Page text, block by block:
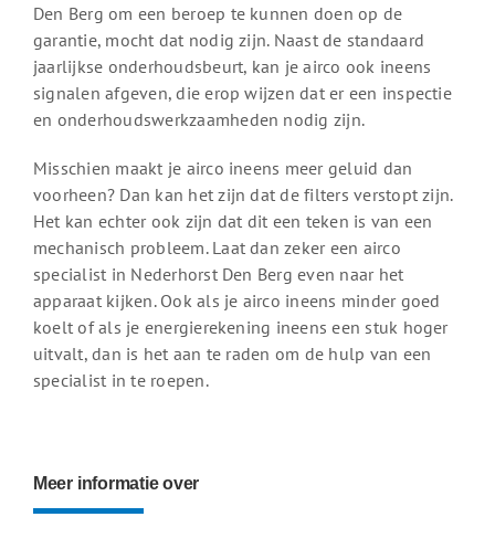
Den Berg om een beroep te kunnen doen op de
garantie, mocht dat nodig zijn. Naast de standaard
jaarlijkse onderhoudsbeurt, kan je airco ook ineens
signalen afgeven, die erop wijzen dat er een inspectie
en onderhoudswerkzaamheden nodig zijn.
Misschien maakt je airco ineens meer geluid dan
voorheen? Dan kan het zijn dat de filters verstopt zijn.
Het kan echter ook zijn dat dit een teken is van een
mechanisch probleem. Laat dan zeker een airco
specialist in Nederhorst Den Berg even naar het
apparaat kijken. Ook als je airco ineens minder goed
koelt of als je energierekening ineens een stuk hoger
uitvalt, dan is het aan te raden om de hulp van een
specialist in te roepen.
Meer informatie over